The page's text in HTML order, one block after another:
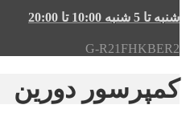
شنبه تا 5 شنبه 10:00 تا 20:00
G-R21FHKBER2
کمپرسور دورین